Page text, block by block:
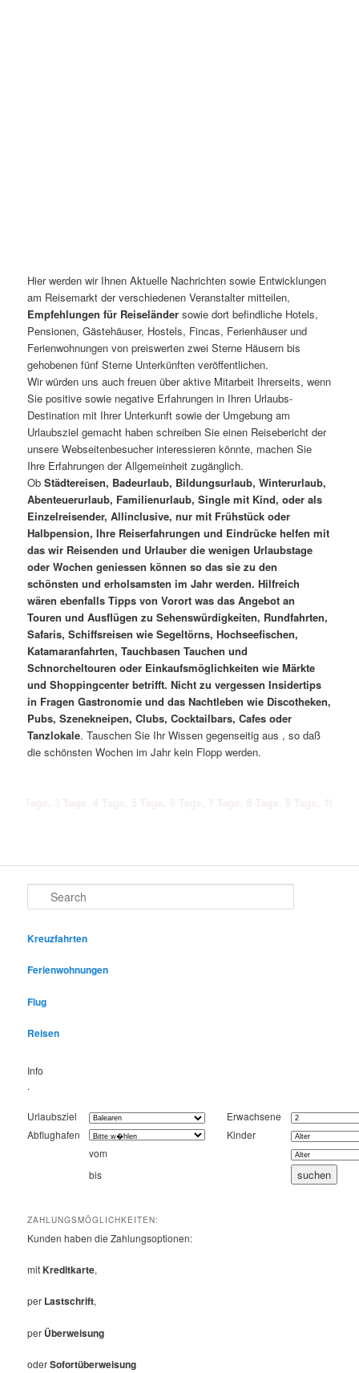
Hier werden wir Ihnen Aktuelle Nachrichten sowie Entwicklungen
am Reisemarkt der verschiedenen Veranstalter mitteilen,
Empfehlungen für Reiseländer sowie dort befindliche Hotels,
Pensionen, Gästehäuser, Hostels, Fincas, Ferienhäuser und
Ferienwohnungen von preiswerten zwei Sterne Häusern bis
gehobenen fünf Sterne Unterkünften veröffentlichen.
Wir würden uns auch freuen über aktive Mitarbeit Ihrerseits, wenn
Sie positive sowie negative Erfahrungen in Ihren Urlaubs-
Destination mit Ihrer Unterkunft sowie der Umgebung am
Urlaubsziel gemacht haben schreiben Sie einen Reisebericht der
unsere Webseitenbesucher interessieren könnte, machen Sie
Ihre Erfahrungen der Allgemeinheit zugänglich.
ObStädtereisen, Badeurlaub, Bildungsurlaub, Winterurlaub,
Abenteuerurlaub, Familienurlaub, Single mit Kind, oder als
Einzelreisender, Allinclusive, nur mit Frühstück oder
Halbpension, Ihre Reiserfahrungen und Eindrücke helfen mit
das wir Reisenden und Urlauber die wenigen Urlaubstage
oder Wochen geniessen können so das sie zu den
schönsten und erholsamsten im Jahr werden. Hilfreich
wären ebenfalls Tipps von Vorort was das Angebot an
Touren und Ausflügen zu Sehenswürdigkeiten, Rundfahrten,
Safaris, Schiffsreisen wie Segeltörns, Hochseefischen,
Katamaranfahrten, Tauchbasen Tauchen und
Schnorcheltouren oder Einkaufsmöglichkeiten wie Märkte
und Shoppingcenter betrifft. Nicht zu vergessen Insidertips
in Fragen Gastronomie und das Nachtleben wie Discotheken,
Pubs, Szenekneipen, Clubs, Cocktailbars, Cafes oder
Tanzlokale. Tauschen Sie Ihr Wissen gegenseitig aus , so daß
die schönsten Wochen im Jahr kein Flopp werden.
Search
Kreuzfahrten
Ferienwohnungen
Flug
Reisen
Info
.
Urlaubsziel
Erwachsene
Abflughafen
Kinder
vom
bis
ZAHLUNGSMÖGLICHKEITEN:
Kunden haben die Zahlungsoptionen:
mitKreditkarte,
per Lastschrift,
per Überweisung
oderSofortüberweisung